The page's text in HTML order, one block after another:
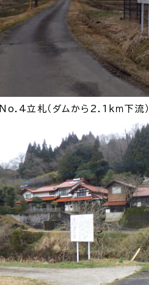
No.4立札（ダムから2.1ｋｍ下流）